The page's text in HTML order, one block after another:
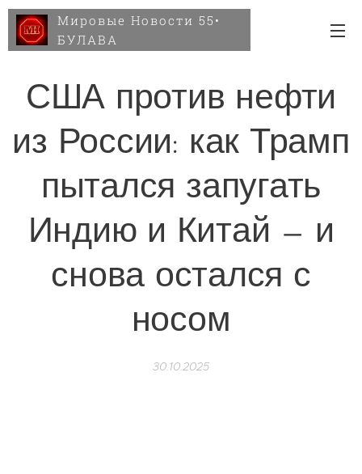
Мировые Новости 55•
БУЛАВА
США против нефти
из России: как Трамп
пытался запугать
Индию и Китай — и
снова остался с
носом
30.10.2025